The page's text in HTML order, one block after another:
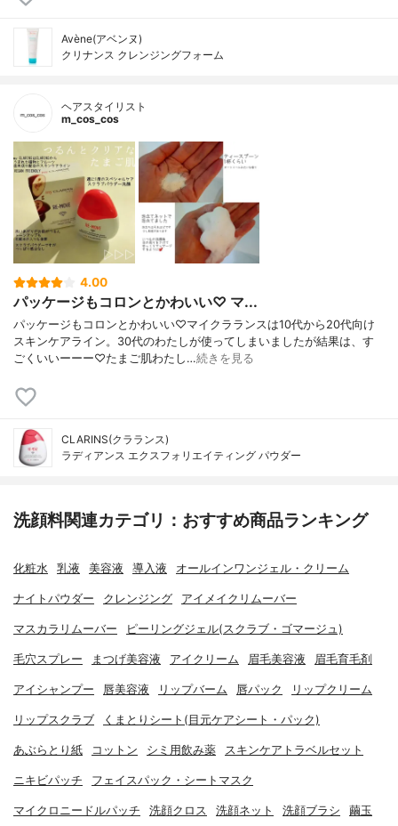
Avène(アベンヌ)
クリナンス クレンジングフォーム
ヘアスタイリスト
m_cos_cos
4.00
パッケージもコロンとかわいい♡ マ...
パッケージもコロンとかわいい♡マイクラランスは10代から20代向け
スキンケアライン。30代のわたしが使ってしまいましたが結果は、す
ごくいいーーー♡たまご肌わたし…続きを見る
CLARINS(クラランス)
ラディアンス エクスフォリエイティング パウダー
洗顔料関連カテゴリ：おすすめ商品ランキング
化粧水 乳液 美容液 導入液 オールインワンジェル・クリーム
ナイトパウダー クレンジング アイメイクリムーバー
マスカラリムーバー ピーリングジェル(スクラブ・ゴマージュ)
毛穴スプレー まつげ美容液 アイクリーム 眉毛美容液 眉毛育毛剤
アイシャンプー 唇美容液 リップバーム 唇パック リップクリーム
リップスクラブ くまとりシート(目元ケアシート・パック)
あぶらとり紙 コットン シミ用飲み薬 スキンケアトラベルセット
ニキビパッチ フェイスパック・シートマスク
マイクロニードルパッチ 洗顔クロス 洗顔ネット 洗顔ブラシ 繭玉